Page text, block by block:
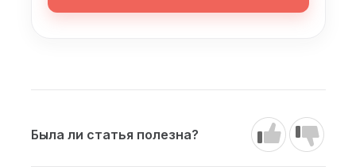
Была ли статья полезна?